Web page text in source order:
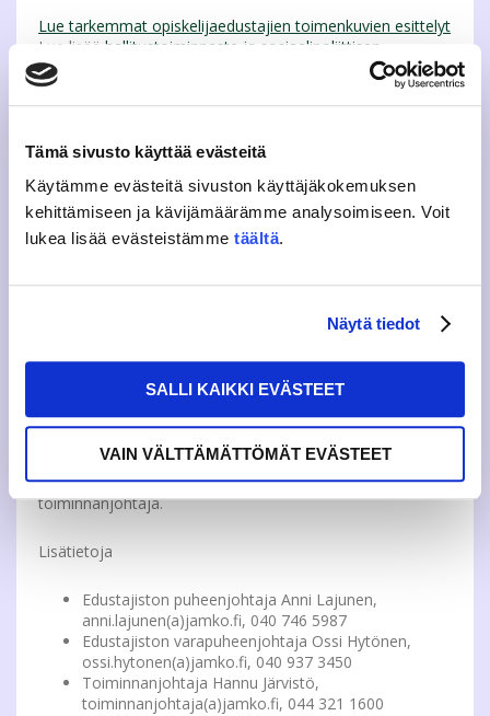
Tämä sivusto käyttää evästeitä
Käytämme evästeitä sivuston käyttäjäkokemuksen
kehittämiseen ja kävijämäärämme analysoimiseen. Voit
lukea lisää evästeistämme täältä.
Näytä tiedot
SALLI KAIKKI EVÄSTEET
VAIN VÄLTTÄMÄTTÖMÄT EVÄSTEET
Lue tarkemmat opiskelijaedustajien toimenkuvien esittelyt
Lue lisää hallitustoiminnasta ja sosiaalipoliittisen
vastaavan toimenkuvasta
(16.11.2017) mukaisesti.Päätökset tehdään JAMKOn
edustajiston kokouksessa 3.12. klo 16.00 tilassa
F306.Ennen kokousta hakijoiden tuleetäyttää lomake.
Ehdokkaat myös esittäytyvät kokouksessa lyhyesti.
Ennen järjestäytymiskokousta 19.11. jätetyt
Useamman hakijan ollessa kiinnostunut tehtävästä,
henkilöt haastatellaan mikäli he ovat paikalla ja
edustajisto valitsee henkilövaalillla kyseisen edustajan.
Kokoukseen on mahdollista osallistua myös etänä.
Lisätietoja etäosallistumisesta, tehtävistä ja kokouksen
kulusta antavat edustajiston puheenjohtajisto sekä
toiminnanjohtaja.
Lisätietoja
Edustajiston puheenjohtaja Anni Lajunen,
anni.lajunen(a)jamko.fi, 040 746 5987
Edustajiston varapuheenjohtaja Ossi Hytönen,
ossi.hytonen(a)jamko.fi, 040 937 3450
Toiminnanjohtaja Hannu Järvistö,
toiminnanjohtaja(a)jamko.fi, 044 321 1600